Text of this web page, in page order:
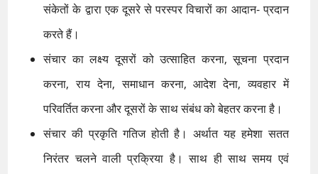
संकेतों के द्वारा एक दूसरे से परस्पर विचारों का आदान- प्रदान
करते हैं।
संचार का लक्ष्य दूसरों को उत्साहित करना, सूचना प्रदान
करना, राय देना, समाधान करना, आदेश देना, व्यवहार में
परिवर्तित करना और दूसरों के साथ संबंध को बेहतर करना है।
संचार की प्रकृति गतिज होती है। अर्थात यह हमेशा सतत
निरंतर चलने वाली प्रक्रिया है। साथ ही साथ समय एवं